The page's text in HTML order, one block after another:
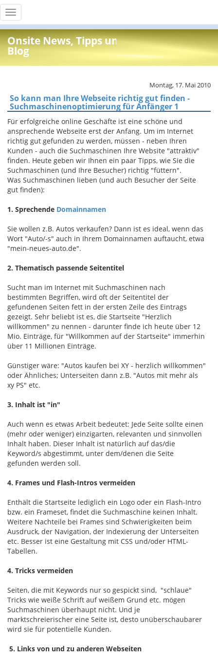
Toggle
navigation
Onsite News, Tipps und Info
Blog
Montag, 17. Mai 2010
So kann man Ihre Webseite richtig gut finden -
Suchmaschinenoptimierung für Anfänger 1
Für erfolgreiche online Geschäfte ist eine schöne und
ansprechende Webseite erst der Anfang. Um im Internet
richtig gut gefunden zu werden, müssen - neben Ihren
Kunden - auch die Suchmaschinen Ihre Website "attraktiv"
finden. Heute geben wir Ihnen ein paar Tipps, wie Sie die
Suchmaschinen (und Ihre Besucher) richtig "füttern".
Was Suchmaschinen lieben (und auch Besucher der Seite
gut finden):
1. Sprechende Domainnamen
Sie wollen z.B. Autos verkaufen? Dann ist es ideal, wenn das
Wort "Auto/-s" auch in Ihrem Domainnamen auftaucht, etwa
"mein-neues-auto.de".
2. Thematisch passende Seitentitel
Sucht man im Internet mit Suchmaschinen nach
bestimmten Begriffen, wird oft der Seitentitel der
gefundenen Seiten fett in der ersten Zeile des Eintrags
gezeigt. Sehr beliebt ist es, die Startseite "Herzlich
willkommen" zu nennen - darunter finde ich heute über 12
Mio. Einträge, für "Willkommen auf der Startseite" immerhin
über 11 Millionen Einträge.
Günstiger wäre: "Autos kaufen bei XY - herzlich willkommen"
oder Ähnliches; Unterseiten dann z.B. "Autos mit mehr als
xy PS" etc.
3. Inhalt ist "in"
Auch wenn es etwas Arbeit bedeutet: Jede Seite sollte einen
(mehr oder weniger) einzigarten, relevanten und sinnvollen
Inhalt haben. Dieser Inhalt ist natürlich auf das/die
Keyword/s abgestimmt, unter dem/denen die Seite
gefunden werden soll.
4. Frames und Flash-Intros vermeiden
Enthält die Startseite lediglich ein Logo oder ein Flash-Intro
bzw. ein Frameset, findet die Suchmaschine keinen Inhalt.
Weitere Nachteile bei Frames sind Schwierigkeiten beim
Ausdruck, der Navigation, der Indexierung der Unterseiten
etc. Besser ist eine Gestaltung mit CSS und/oder HTML-
Tabellen.
4. Tricks vermeiden
Seiten, die mit Keywords nur so gespickt sind, "schlaue"
Tricks wie weiße Schrift auf weißem Grund etc. mögen
Suchmaschinen überhaupt nicht. Und je
marktschreierischer eine Seite ist, desto unüberschaubarer
wird sie für potentielle Kunden.
5. Links von und zu anderen Webseiten